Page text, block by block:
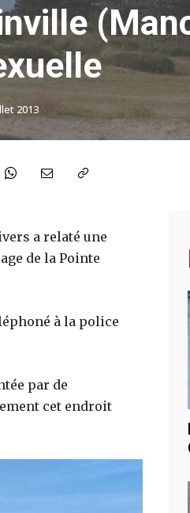
2013
a relaté une
de la Pointe
à la police
par de
cet endroit